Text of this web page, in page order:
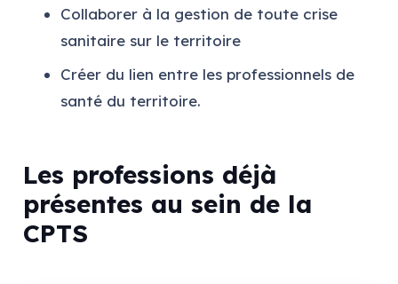
Collaborer à la gestion de toute crise
sanitaire sur le territoire
Créer du lien entre les professionnels de
santé du territoire.
Les professions déjà
présentes au sein de la
CPTS